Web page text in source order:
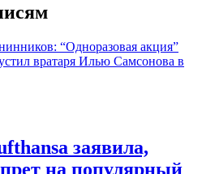
“Одноразовая акция”
вратаря Илью Самсонова в
заявила,
на популярный